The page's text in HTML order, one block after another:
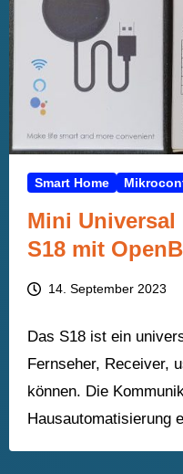
Smart Home
Mini Universal
S18 mit
14. September 2023
Das S18 ist ein
Fernseher, Receiver,
können. Die
Hausautomatisierung